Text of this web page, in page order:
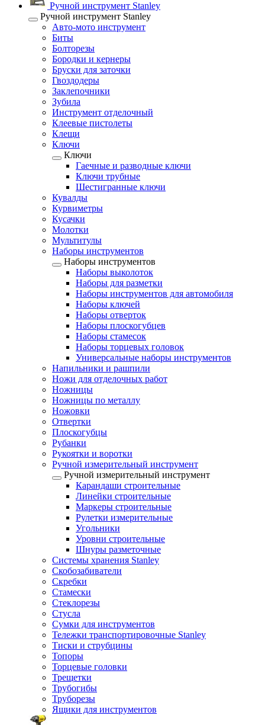
Ручной инструмент Stanley
Ручной инструмент Stanley
Авто-мото инструмент
Биты
Болторезы
Бородки и кернеры
Бруски для заточки
Гвоздодеры
Заклепочники
Зубила
Инструмент отделочный
Клеевые пистолеты
Клещи
Ключи
Ключи
Гаечные и разводные ключи
Ключи трубные
Шестигранные ключи
Кувалды
Курвиметры
Кусачки
Молотки
Мультитулы
Наборы инструментов
Наборы инструментов
Наборы выколоток
Наборы для разметки
Наборы инструментов для автомобиля
Наборы ключей
Наборы отверток
Наборы плоскогубцев
Наборы стамесок
Наборы торцевых головок
Универсальные наборы инструментов
Напильники и рашпили
Ножи для отделочных работ
Ножницы
Ножницы по металлу
Ножовки
Отвертки
Плоскогубцы
Рубанки
Рукоятки и воротки
Ручной измерительный инструмент
Ручной измерительный инструмент
Карандаши строительные
Линейки строительные
Маркеры строительные
Рулетки измерительные
Угольники
Уровни строительные
Шнуры разметочные
Системы хранения Stanley
Скобозабиватели
Скребки
Стамески
Стеклорезы
Стусла
Сумки для инструментов
Тележки транспортировочные Stanley
Тиски и струбцины
Топоры
Торцевые головки
Трещетки
Трубогибы
Труборезы
Ящики для инструментов